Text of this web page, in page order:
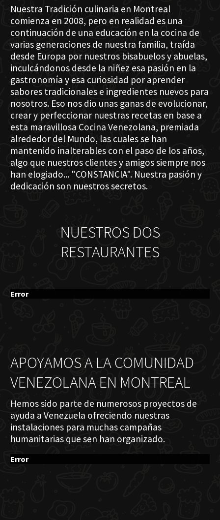
Nuestra Tradición culinaria en Montreal
comienza en 2008, pero en realidad es una
continuación de una educación en la cocina de
varias generaciones de nuestra familia, traída
desde Europa por nuestros bisabuelos y abuelas,
inculcándonos desde la niñez esa pasión en la
gastronomía y esa curiosidad por aprender
sabores tradicionales e ingredientes nuevos para
nosotros. Eso nos dio unas ganas de evolucionar,
crear y perfeccionar nuestras recetas en base a
esta maravillosa Cocina Venezolana, premiada
alrededor del Mundo, las cuales se han
mantenido inalterables con el paso de los años,
algo que nuestros clientes y amigos siempre nos
han elogiado... "CONSTANCIA". Nuestra pasión y
dedicación son nuestros secretos.
NUESTROS DOS
RESTAURANTES
Error
APOYAMOS A LA COMUNIDAD
VENEZOLANA EN MONTREAL
Hemos sido parte de numerosos proyectos de
ayuda a Venezuela ofreciendo nuestras
instalaciones para muchas campañas
humanitarias que sen han organizado.
Error